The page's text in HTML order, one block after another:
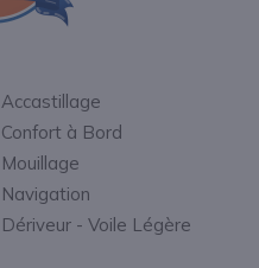
Accastillage
Confort à Bord
Mouillage
Navigation
Dériveur - Voile Légère